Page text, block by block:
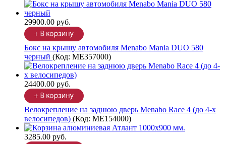
29900.00 руб.
Бокс на крышу автомобиля Menabo Mania DUO 580
черный (Код: ME357000)
24400.00 руб.
Велокрепление на заднюю дверь Menabo Race 4 (до 4-х
велосипедов) (Код: ME154000)
3285.00 руб.